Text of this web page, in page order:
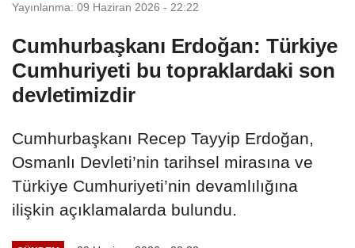
Yayınlanma: 09 Haziran 2026 - 22:22
Cumhurbaşkanı Erdoğan: Türkiye
Cumhuriyeti bu topraklardaki son
devletimizdir
Cumhurbaşkanı Recep Tayyip Erdoğan,
Osmanlı Devleti’nin tarihsel mirasına ve
Türkiye Cumhuriyeti’nin devamlılığına
ilişkin açıklamalarda bulundu.